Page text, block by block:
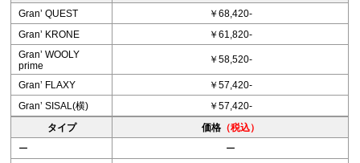
Granʼ QUEST
￥68,420-
Granʼ KRONE
￥61,820-
Granʼ WOOLY
prime
￥58,520-
Granʼ FLAXY
￥57,420-
Granʼ SISAL(横)
￥57,420-
タイプ
価格（税込）
ー
ー